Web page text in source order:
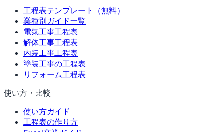
工程表テンプレート（無料）
業種別ガイド一覧
電気工事工程表
解体工事工程表
内装工事工程表
塗装工事の工程表
リフォーム工程表
使い方・比較
使い方ガイド
工程表の作り方